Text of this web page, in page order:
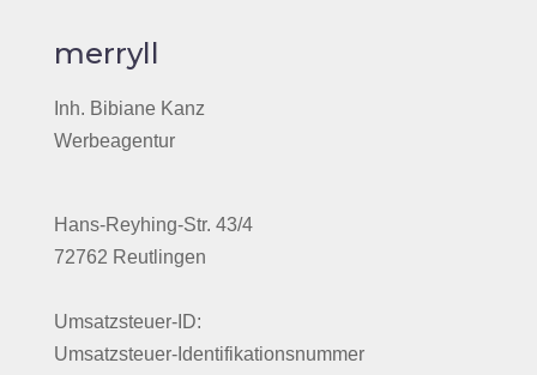
merryll
Inh. Bibiane Kanz
Werbeagentur
Hans-Reyhing-Str. 43/4
72762 Reutlingen
Umsatzsteuer-ID:
Umsatzsteuer-Identifikationsnummer